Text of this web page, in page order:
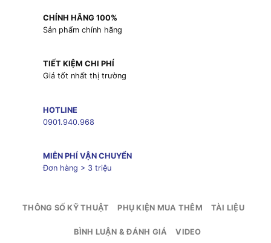
CHÍNH HÃNG 100%
Sản phẩm chính hãng
TIẾT KIỆM CHI PHÍ
Giá tốt nhất thị trường
HOTLINE
0901.940.968
MIỄN PHÍ VẬN CHUYỂN
Đơn hàng > 3 triệu
THÔNG SỐ KỸ THUẬT PHỤ KIỆN MUA THÊM TÀI LIỆU
BÌNH LUẬN & ĐÁNH GIÁ VIDEO